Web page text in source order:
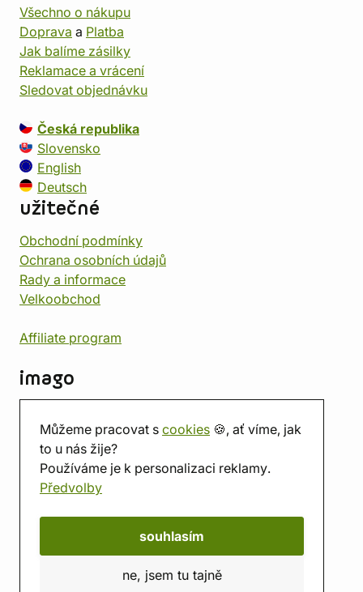
Můžeme pracovat s cookies 🍪, ať víme, jak
to u nás žije?
Používáme je k personalizaci reklamy.
Předvolby
souhlasím
ne, jsem tu tajně
Všechno o nákupu
Doprava a Platba
Jak balíme zásilky
Reklamace a vrácení
Sledovat objednávku
Česká republika
Slovensko
English
Deutsch
užitečné
Obchodní podmínky
Ochrana osobních údajů
Rady a informace
Velkoobchod
Affiliate program
imago
Prodejna
Herna
O nás
Hodnocení obchodu